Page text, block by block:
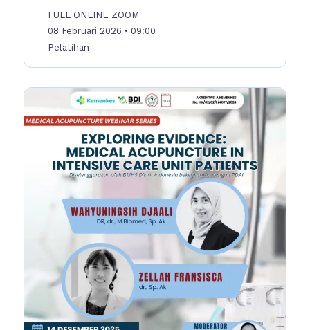
FULL ONLINE ZOOM
08 Februari 2026 • 09:00
Pelatihan